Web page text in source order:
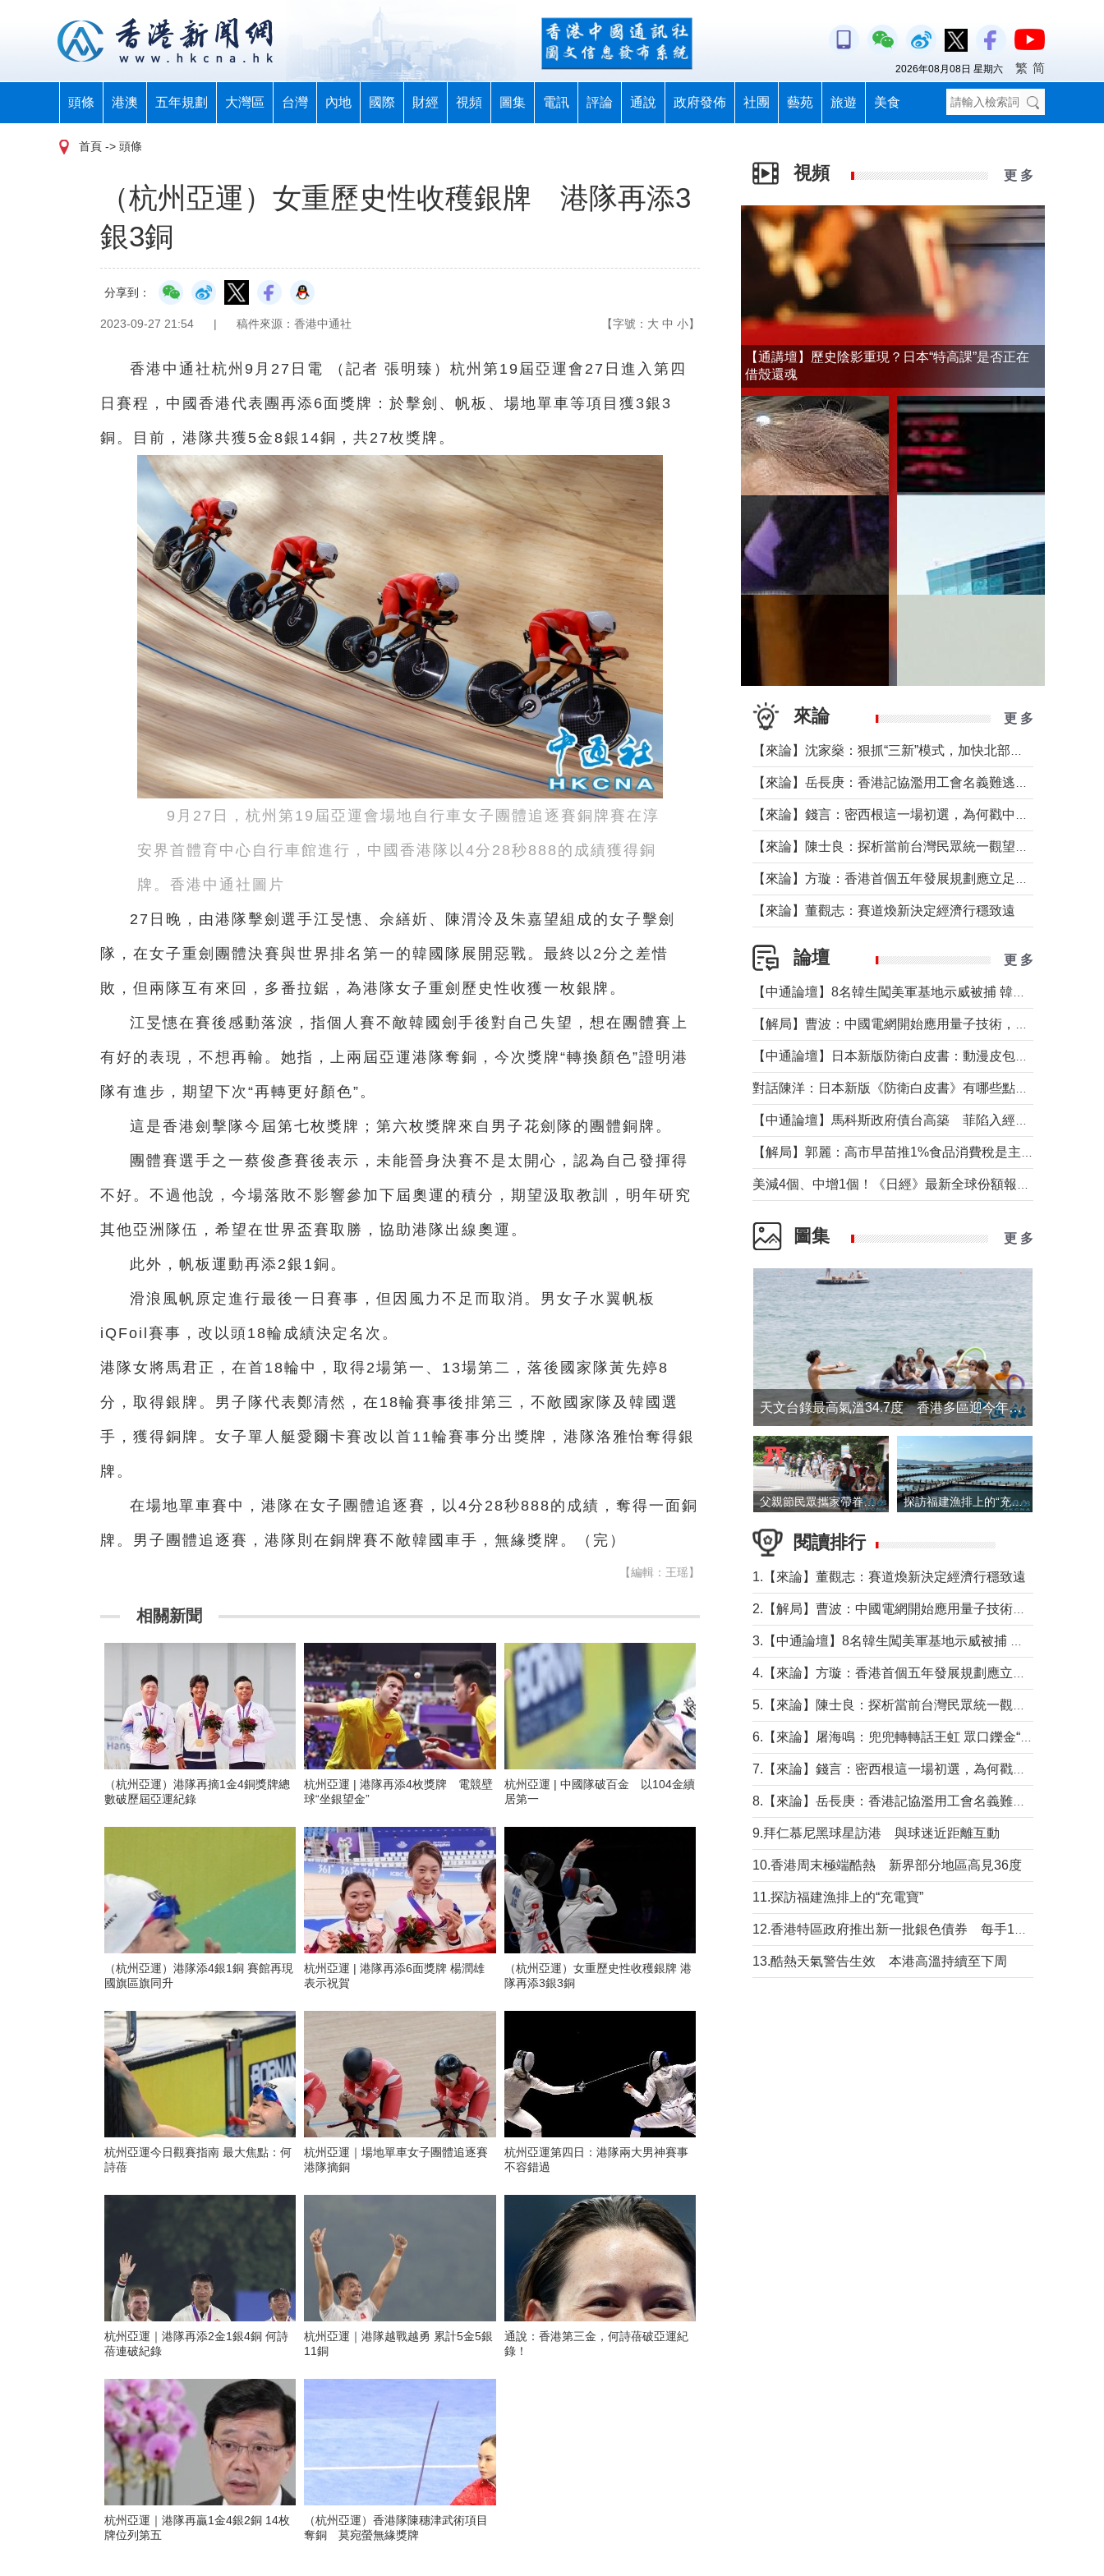
頭條 港澳 五年規劃 大灣區 台灣 內地 國際 財經 視頻 圖集 電訊 評論 通說 政府發佈 社團 藝苑 旅遊 美食
2026年08月08日 星期六 繁 简
首頁 -> 頭條
（杭州亞運）女重歷史性收穫銀牌 港隊再添3
銀3銅
分享到：
2023-09-27 21:54 | 稿件來源：香港中通社 【字號： 大 中 小】
香港中通社杭州9月27日電 （記者 張明臻）杭州第19屆亞運會27日進入第四
日賽程，中國香港代表團再添6面獎牌：於擊劍、帆板、場地單車等項目獲3銀3
銅。目前，港隊共獲5金8銀14銅，共27枚獎牌。
9月27日，杭州第19屆亞運會場地自行車女子團體追逐賽銅牌賽在淳
安界首體育中心自行車館進行，中國香港隊以4分28秒888的成績獲得銅
牌。香港中通社圖片
27日晚，由港隊擊劍選手江旻憓、佘繕妡、陳渭泠及朱嘉望組成的女子擊劍
隊，在女子重劍團體決賽與世界排名第一的韓國隊展開惡戰。最終以2分之差惜
敗，但兩隊互有來回，多番拉鋸，為港隊女子重劍歷史性收獲一枚銀牌。
江旻憓在賽後感動落淚，指個人賽不敵韓國劍手後對自己失望，想在團體賽上
有好的表現，不想再輸。她指，上兩屆亞運港隊奪銅，今次獎牌“轉換顏色”證明港
隊有進步，期望下次“再轉更好顏色”。
這是香港劍擊隊今屆第七枚獎牌；第六枚獎牌來自男子花劍隊的團體銅牌。
團體賽選手之一蔡俊彥賽後表示，未能晉身決賽不是太開心，認為自己發揮得
不好。不過他說，今場落敗不影響參加下屆奧運的積分，期望汲取教訓，明年研究
其他亞洲隊伍，希望在世界盃賽取勝，協助港隊出線奧運。
此外，帆板運動再添2銀1銅。
滑浪風帆原定進行最後一日賽事，但因風力不足而取消。男女子水翼帆板
iQFoil賽事，改以頭18輪成績決定名次。
港隊女將馬君正，在首18輪中，取得2場第一、13場第二，落後國家隊黃先婷8
分，取得銀牌。男子隊代表鄭清然，在18輪賽事後排第三，不敵國家隊及韓國選
手，獲得銅牌。女子單人艇愛爾卡賽改以首11輪賽事分出獎牌，港隊洛雅怡奪得銀
牌。
在場地單車賽中，港隊在女子團體追逐賽，以4分28秒888的成績，奪得一面銅
牌。男子團體追逐賽，港隊則在銅牌賽不敵韓國車手，無緣獎牌。（完）
【編輯：王瑶】
相關新聞
（杭州亞運）港隊再摘1金4銅獎牌總
數破歷屆亞運紀錄
杭州亞運 | 港隊再添4枚獎牌 電競壁
球“坐銀望金”
杭州亞運 | 中國隊破百金 以104金續
居第一
（杭州亞運）港隊添4銀1銅 賽館再現
國旗區旗同升
杭州亞運 | 港隊再添6面獎牌 楊潤雄
表示祝賀
（杭州亞運）女重歷史性收穫銀牌 港
隊再添3銀3銅
杭州亞運今日觀賽指南 最大焦點：何
詩蓓
杭州亞運｜場地單車女子團體追逐賽
港隊摘銅
杭州亞運第四日：港隊兩大男神賽事
不容錯過
杭州亞運｜港隊再添2金1銀4銅 何詩
蓓連破紀錄
杭州亞運｜港隊越戰越勇 累計5金5銀
11銅
通說：香港第三金，何詩蓓破亞運紀
錄！
杭州亞運｜港隊再贏1金4銀2銅 14枚
牌位列第五
（杭州亞運）香港隊陳穗津武術項目
奪銅 莫宛螢無緣獎牌
視頻 更 多
【通講壇】歷史陰影重現？日本“特高課”是否正在
借殼還魂
來論 更 多
【來論】董觀志：賽道煥新決定經濟行穩致遠
論壇 更 多
圖集 更 多
天文台錄最高氣溫34.7度 香港多區迎今年最熱一天
父親節民眾攜家帶眷出遊 探訪福建漁排上的“充電寶”
閱讀排行
1.【來論】董觀志：賽道煥新決定經濟行穩致遠
9.拜仁慕尼黑球星訪港 與球迷近距離互動
10.香港周末極端酷熱 新界部分地區高見36度
11.探訪福建漁排上的“充電寶”
13.酷熱天氣警告生效 本港高溫持續至下周